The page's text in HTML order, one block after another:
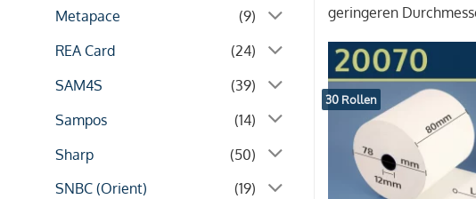
Metapace
(9)
REA Card
(24)
SAM4S
(39)
Sampos
(14)
Sharp
(50)
SNBC (Orient)
(19)
geringeren
30 Rollen